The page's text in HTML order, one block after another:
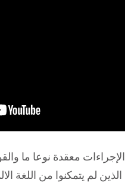
الإجراءات معقدة نوعا ما
الذين لم يتمكنوا من اللغة